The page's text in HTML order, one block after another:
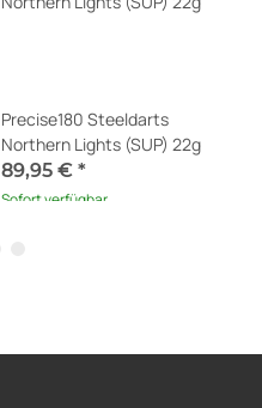
Precise180 Steeldarts
Northern Lights (SUP) 22g
89,95 € *
Sofort verfügbar